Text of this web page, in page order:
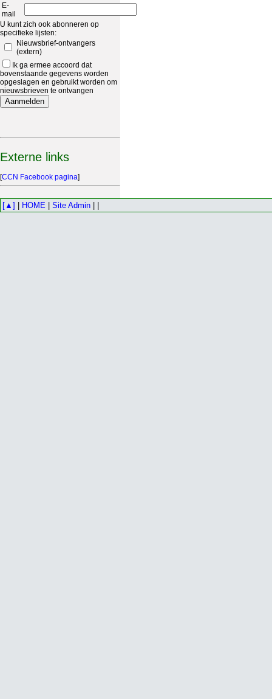
E-
mail
U kunt zich ook abonneren op
specifieke lijsten:
Nieuwsbrief-ontvangers
(extern)
Ik ga ermee accoord dat
bovenstaande gegevens worden
opgeslagen en gebruikt worden om
nieuwsbrieven te ontvangen
Externe links
[CCN Facebook pagina]
[▲] HOME Site Admin